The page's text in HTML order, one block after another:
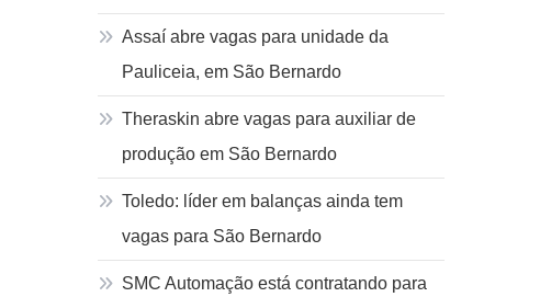
Assaí abre vagas para unidade da
Pauliceia, em São Bernardo
Theraskin abre vagas para auxiliar de
produção em São Bernardo
Toledo: líder em balanças ainda tem
vagas para São Bernardo
SMC Automação está contratando para